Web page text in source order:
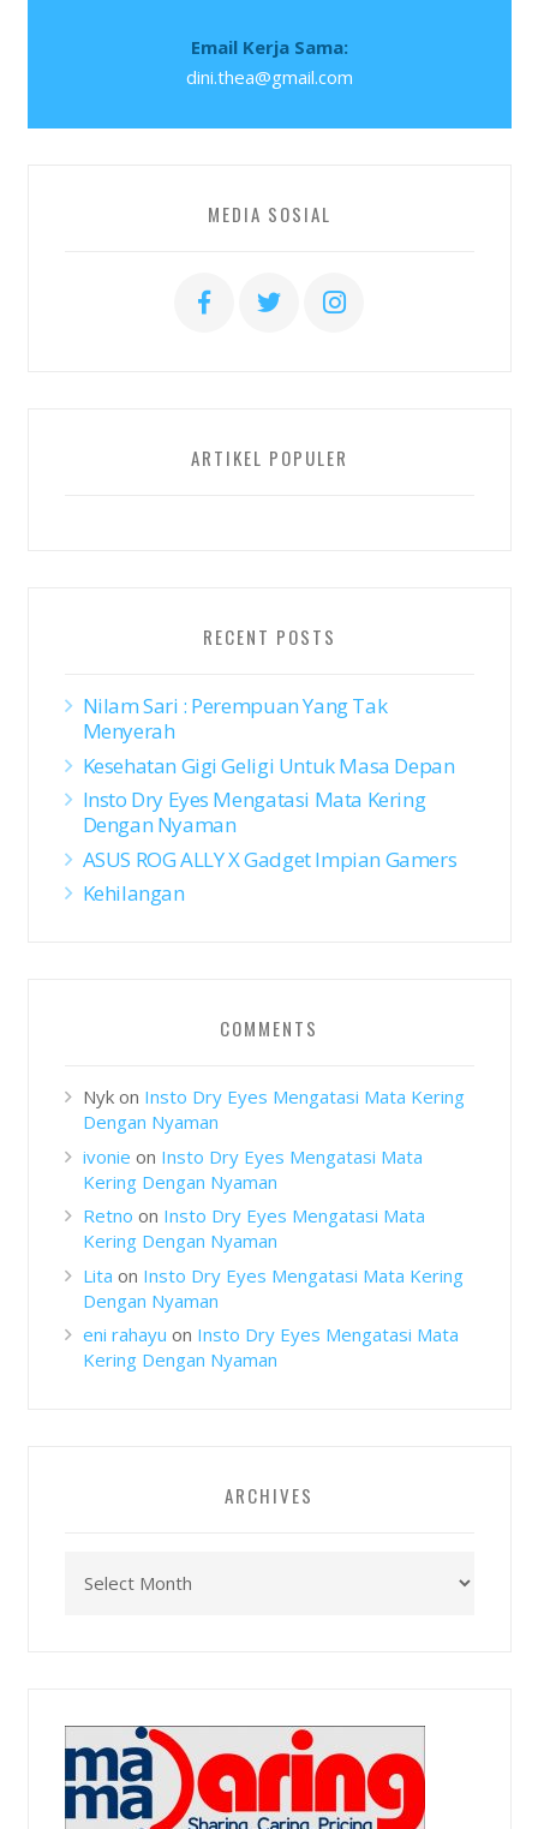
Email Kerja Sama:
dini.thea@gmail.com
MEDIA SOSIAL
ARTIKEL POPULER
RECENT POSTS
Nilam Sari : Perempuan Yang Tak
Menyerah
Kesehatan Gigi Geligi Untuk Masa Depan
Insto Dry Eyes Mengatasi Mata Kering
Dengan Nyaman
ASUS ROG ALLY X Gadget Impian Gamers
Kehilangan
COMMENTS
Nykon Insto Dry Eyes Mengatasi Mata Kering
Dengan Nyaman
ivonie on Insto Dry Eyes Mengatasi Mata
Kering Dengan Nyaman
Retno on Insto Dry Eyes Mengatasi Mata
Kering Dengan Nyaman
Lita on Insto Dry Eyes Mengatasi Mata Kering
Dengan Nyaman
eni rahayu on Insto Dry Eyes Mengatasi Mata
Kering Dengan Nyaman
ARCHIVES